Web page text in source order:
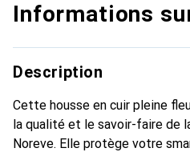
Informations
Description
Cette housse en cuir pleine
la qualité et le savoir-faire de
Noreve. Elle protège votre